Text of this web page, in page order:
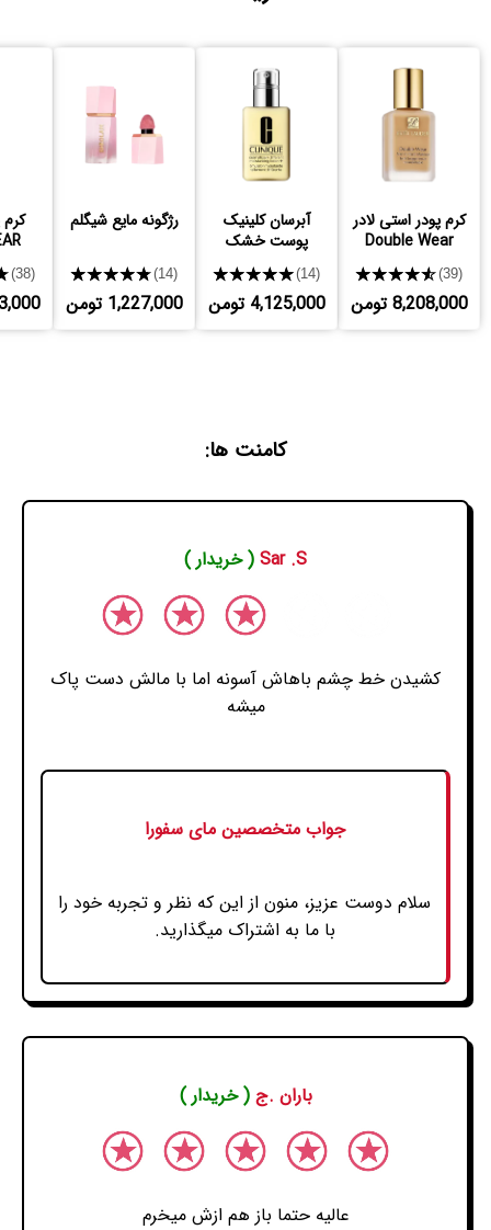
کرم پودر استی لادر
Double Wear
★★★★★(39)
8,208,000 تومن
آبرسان کلینیک
پوست خشک
★★★★★(14)
4,125,000 تومن
رژگونه مایع شیگلم
★★★★★(14)
1,227,000 تومن
(38)
کامنت ها:
Sar .S ( خریدار )
کشیدن خط چشم باهاش آسونه اما با مالش دست پاک
میشه
جواب متخصصین مای سفورا
سلام دوست عزیز، منون از این که نظر و تجربه خود را
با ما به اشتراک میگذارید.
باران .ج( خریدار )
عالیه حتما باز هم ازش میخرم